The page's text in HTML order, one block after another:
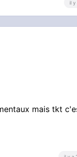
il y
mais tkt